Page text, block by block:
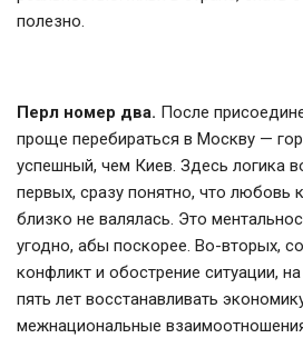
полезно.
Перл номер два. После
проще перебираться в Москву —
успешный, чем Киев. Здесь логика
первых, сразу понятно, что
близко не валялась. Это
угодно, абы поскорее. Во-вторых,
конфликт и обострение ситуации,
пять лет восстанавливать
межнациональные